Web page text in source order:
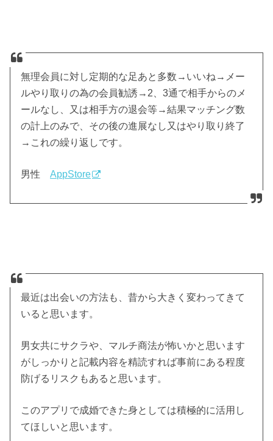
無理会員に対し定期的な足あと多数→いいね→メー
ルやり取りの為の会員勧誘→2、3通で相手からのメ
ールなし、又は相手方の退会等→結果マッチング数
の計上のみで、その後の進展なし又はやり取り終了
→これの繰り返しです。
男性AppStore
最近は出会いの方法も、昔から大きく変わってきて
いると思います。
男女共にサクラや、マルチ商法が怖いかと思います
がしっかりと記載内容を精読すれば事前にある程度
防げるリスクもあると思います。
このアプリで成婚できた身としては積極的に活用し
てほしいと思います。